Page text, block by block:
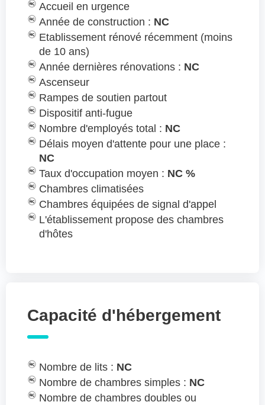
Accueil en urgence
Année de construction : NC
Etablissement rénové récemment (moins
de 10 ans)
Année dernières rénovations : NC
Ascenseur
Rampes de soutien partout
Dispositif anti-fugue
Nombre d'employés total : NC
Délais moyen d'attente pour une place :
NC
Taux d'occupation moyen : NC %
Chambres climatisées
Chambres équipées de signal d'appel
L'établissement propose des chambres
d'hôtes
Capacité d'hébergement
Nombre de lits : NC
Nombre de chambres simples : NC
Nombre de chambres doubles ou